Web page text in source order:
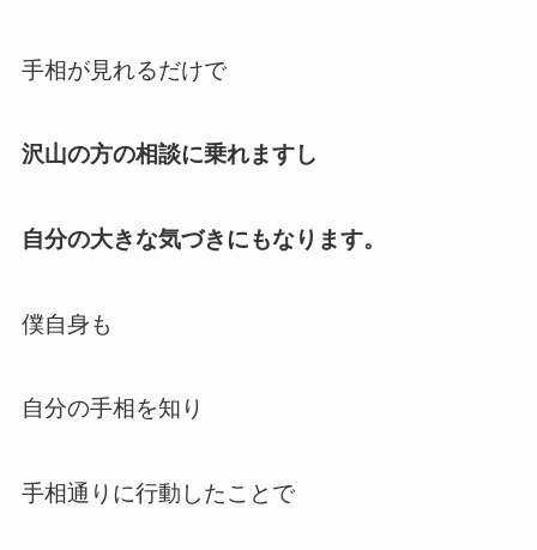
手相が見れるだけで
沢山の方の相談に乗れますし
自分の大きな気づきにもなります。
僕自身も
自分の手相を知り
手相通りに行動したことで